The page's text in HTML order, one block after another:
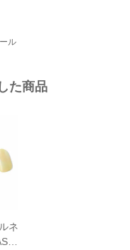
ル
た商品
ネ